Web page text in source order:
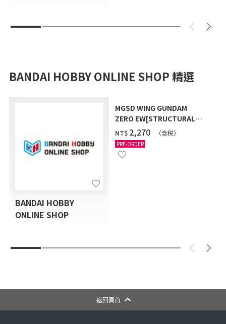
BANDAI HOBBY ONLINE SHOP 精選
BANDAI HOBBY
ONLINE SHOP
MGSD WING GUNDAM
ZERO EW[STRUCTURAL
COATING/BLACK] [2026年
12月發送]
NT$ ‌2,270 （含税）
PRE-ORDER
返回頁首